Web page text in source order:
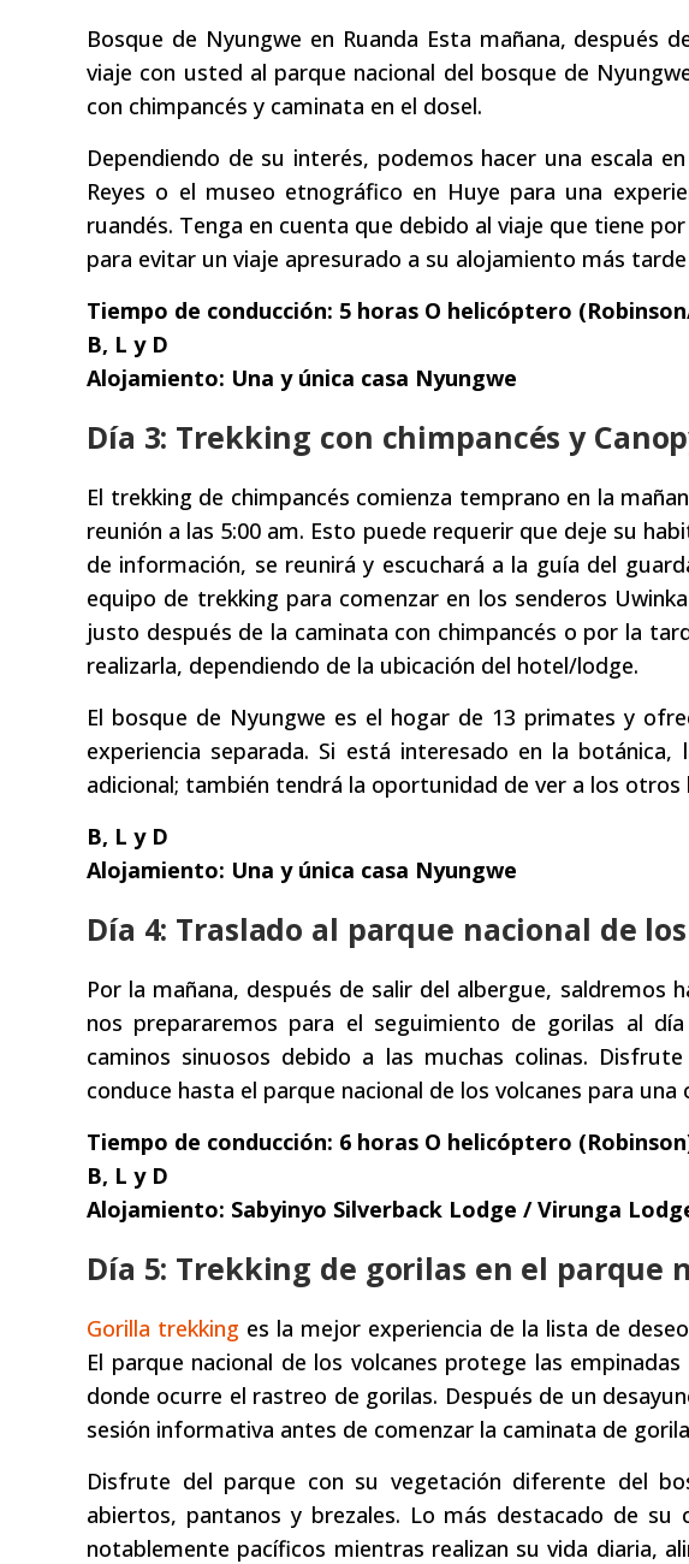
Bosque de Nyungwe en Ruanda Esta mañana, después
viaje con usted al parque nacional del bosque de
con chimpancés y caminata en el dosel.
Dependiendo de su interés, podemos hacer una escala
Reyes o el museo etnográfico en Huye para una
ruandés. Tenga en cuenta que debido al viaje que tiene
para evitar un viaje apresurado a su alojamiento más tarde
Tiempo de conducción: 5 horas O helicóptero
B, L y D
Alojamiento: Una y única casa Nyungwe
Día 3: Trekking con chimpancés y
El trekking de chimpancés comienza temprano en la
reunión a las 5:00 am. Esto puede requerir que deje su
de información, se reunirá y escuchará a la guía del
equipo de trekking para comenzar en los senderos
justo después de la caminata con chimpancés o por la
realizarla, dependiendo de la ubicación del hotel/lodge.
El bosque de Nyungwe es el hogar de 13 primates y
experiencia separada. Si está interesado en la
adicional; también tendrá la oportunidad de ver a los
B, L y D
Alojamiento: Una y única casa Nyungwe
Día 4: Traslado al parque nacional de
Por la mañana, después de salir del albergue, saldremos
nos prepararemos para el seguimiento de gorilas al
caminos sinuosos debido a las muchas colinas.
conduce hasta el parque nacional de los volcanes para una
Tiempo de conducción: 6 horas O helicóptero
B, L y D
Alojamiento: Sabyinyo Silverback Lodge / Virunga
Día 5: Trekking de gorilas en el parque
Gorilla trekking es la mejor experiencia de la lista de
El parque nacional de los volcanes protege las
donde ocurre el rastreo de gorilas. Después de un
sesión informativa antes de comenzar la caminata de
Disfrute del parque con su vegetación diferente del
abiertos, pantanos y brezales. Lo más destacado de
notablemente pacíficos mientras realizan su vida diaria,